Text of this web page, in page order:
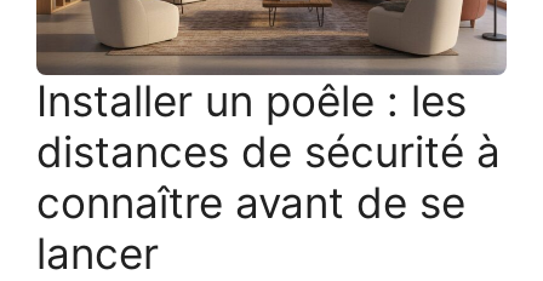
Installer un poêle : les
distances de sécurité à
connaître avant de se
lancer